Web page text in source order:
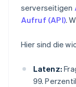
serverseitigen
Aufruf (API).
Hier sind die
Latenz:
99.